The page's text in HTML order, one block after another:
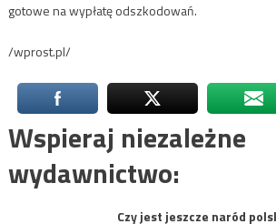
gotowe na wypłatę odszkodowań.
/wprost.pl/
Wspieraj niezależne
wydawnictwo:
Czy jest jeszcze naród